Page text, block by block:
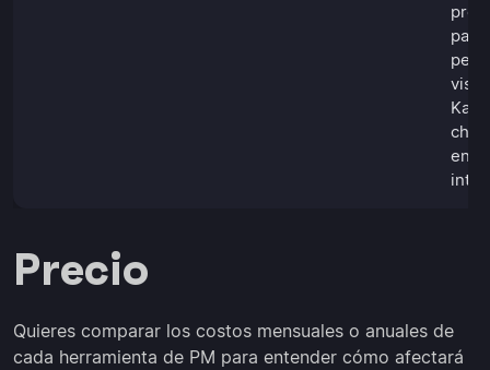
en
Precio
Quieres comparar los costos mensuales o anuales de
cada herramienta de PM para entender cómo afectará